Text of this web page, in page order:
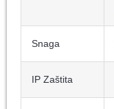
Snaga
IP Zaštita